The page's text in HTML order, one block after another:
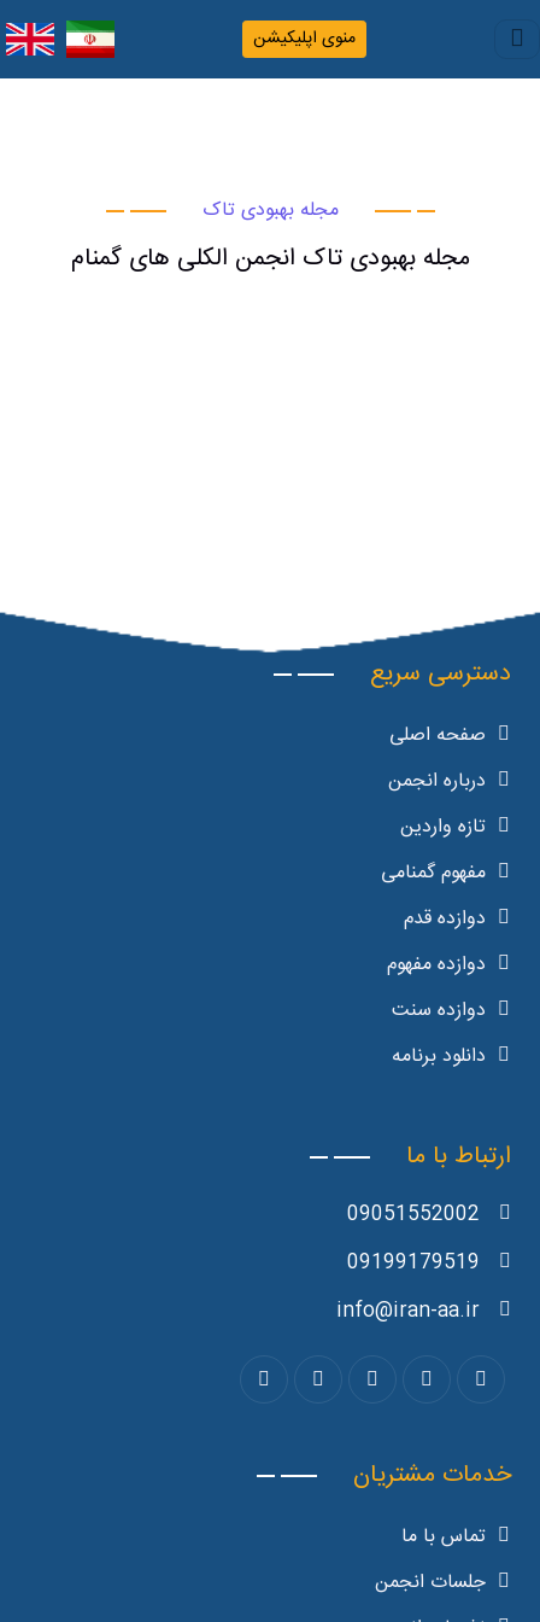
منوی اپلیکیشن
مجله بهبودی تاک
مجله بهبودی تاک انجمن الکلی های گمنام
دسترسی سریع
صفحه اصلی
درباره انجمن
تازه واردین
مفهوم گمنامی
دوازده قدم
دوازده مفهوم
دوازده سنت
دانلود برنامه
ارتباط با ما
09051552002
09199179519
info@iran-aa.ir
خدمات مشتریان
تماس با ما
جلسات انجمن